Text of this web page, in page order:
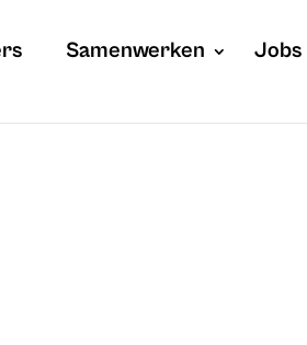
Samenwerken Jobs